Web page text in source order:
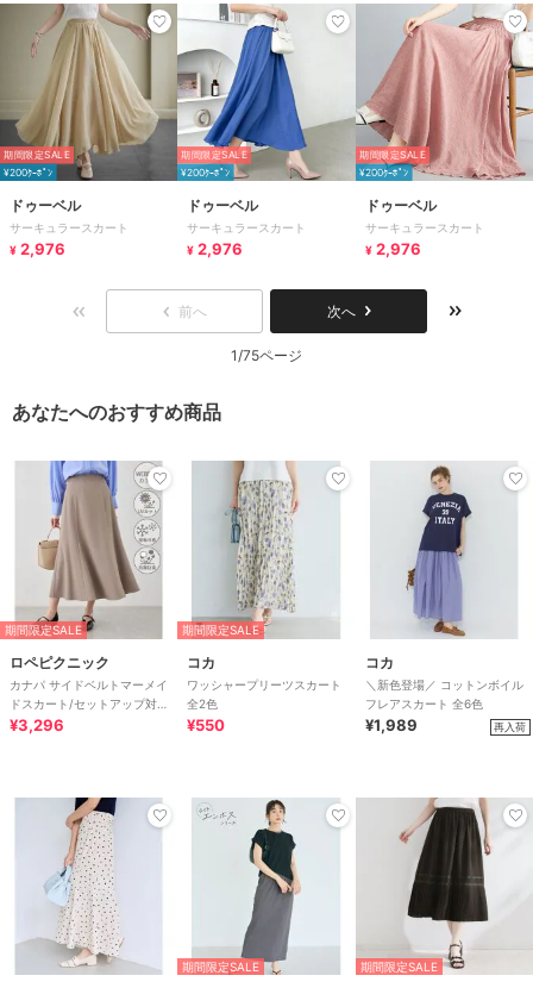
期間限定SALE
¥200ｸｰﾎﾟﾝ
ドゥーベル
サーキュラースカート
¥ 2,976
期間限定SALE
¥200ｸｰﾎﾟﾝ
ドゥーベル
サーキュラースカート
¥ 2,976
期間限定SALE
¥200ｸｰﾎﾟﾝ
ドゥーベル
サーキュラースカート
¥ 2,976
前へ 次へ
1/75ページ
あなたへのおすすめ商品
期間限定SALE
ロペピクニック
カナパ サイドベルトマーメイ
ドスカート/セットアップ対
応・UV・抗菌防臭・接触冷感
¥3,296
期間限定SALE
コカ
ワッシャープリーツスカート
全2色
¥550
コカ
＼新色登場／ コットンボイル
フレアスカート 全6色
¥1,989 再入荷
期間限定SALE 期間限定SALE